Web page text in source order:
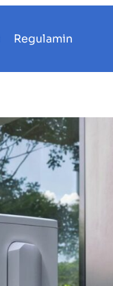
Regulamin